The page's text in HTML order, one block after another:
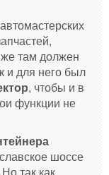
там должен
и для него был
, чтобы и в
функции не
шоссе
так как